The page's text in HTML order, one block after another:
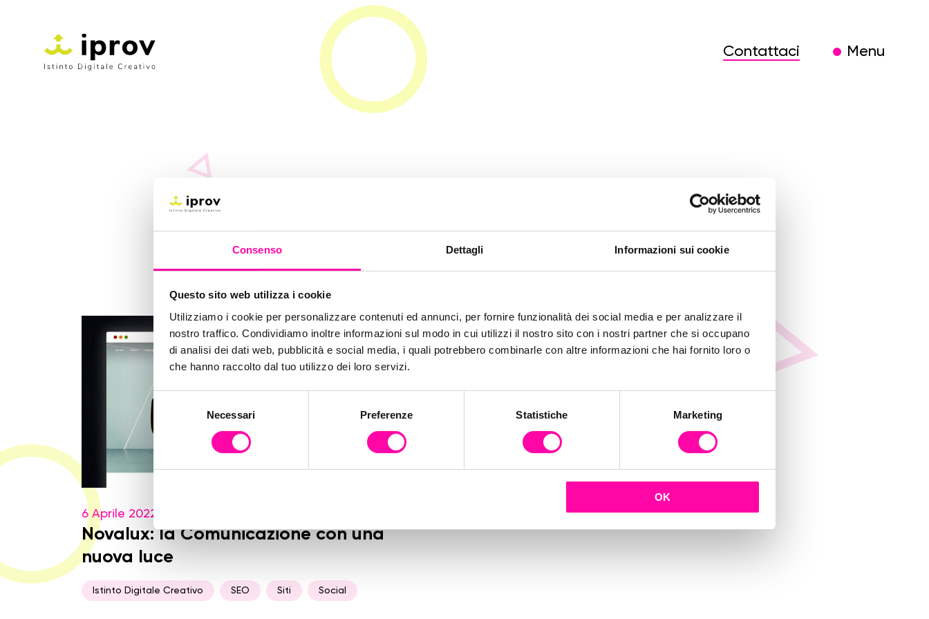
Consenso Dettagli Informazioni sui cookie
Questo sito web utilizza i cookie
Utilizziamo i cookie per personalizzare contenuti ed annunci, per fornire funzionalità dei social media e per analizzare il
nostro traffico. Condividiamo inoltre informazioni sul modo in cui utilizzi il nostro sito con i nostri partner che si occupano
di analisi dei dati web, pubblicità e social media, i quali potrebbero combinarle con altre informazioni che hai fornito loro o
che hanno raccolto dal tuo utilizzo dei loro servizi.
S
l
e
n
e
e
l
c
Necessari Preferenze Statistiche Marketing
OK
Contattaci Menu
illuminazione bologna
6 Aprile 2022
Novalux: la Comunicazione con una
nuova luce
Istinto Digitale Creativo SEO Siti Social